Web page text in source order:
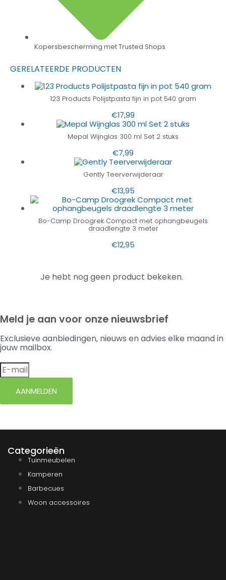
Kopersbescherming met Trusted Shops
GERELATEERDE PRODUCTEN
123 Products Polijstpasta fijn in pot 540 gram
€17,99
Mepal Wijnglas 300 ml Set 2 stuks
€7,99
Gently Teerverwijderaar
€13,95
Bo-Camp Droogrek Compact met ophangbeugels
draadlengte 3 meter
€12,95
Je hebt nog geen product bekeken.
Meld je aan voor onze nieuwsbrief
Exclusieve aanbiedingen, nieuws en advies elke maand in
jouw mailbox.
AANMELDEN
Categorieën
Tuinmeubelen
Kamperen
Barbecues
Woon accessoires